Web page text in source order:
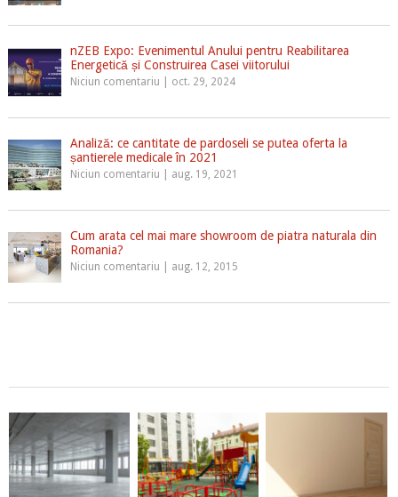
nZEB Expo: Evenimentul Anului pentru Reabilitarea
Energetică și Construirea Casei viitorului
Niciun comentariu oct. 29, 2024
Analiză: ce cantitate de pardoseli se putea oferta la
șantierele medicale în 2021
Niciun comentariu aug. 19, 2021
Cum arata cel mai mare showroom de piatra naturala din
Romania?
Niciun comentariu aug. 12, 2015